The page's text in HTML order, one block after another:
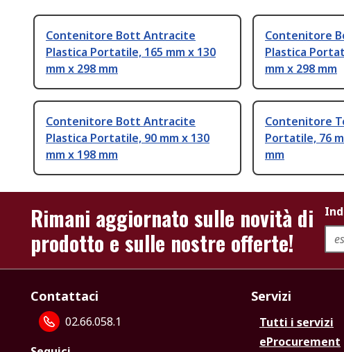
Contenitore Bott Antracite
Plastica Portatile, 165 mm x 130
mm x 298 mm
Contenitore
Plastica
mm x 298 mm
Contenitore Bott Antracite
Plastica Portatile, 90 mm x 130
mm x 198 mm
Contenitore
Portatile, 76
mm
Rimani aggiornato sulle novità di
prodotto e sulle nostre offerte!
Contattaci
02.66.058.1
Servizi
Tutti i servizi
eProcurement